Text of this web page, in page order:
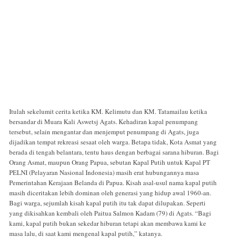
Itulah sekelumit cerita ketika KM. Kelimutu dan KM. Tatamailau ketika
bersandar di Muara Kali Aswetsj Agats. Kehadiran kapal penumpang
tersebut, selain mengantar dan menjemput penumpang di Agats, juga
dijadikan tempat rekreasi sesaat oleh warga. Betapa tidak, Kota Asmat yang
berada di tengah belantara, tentu haus dengan berbagai sarana hiburan. Bagi
Orang Asmat, maupun Orang Papua, sebutan Kapal Putih untuk Kapal PT
PELNI (Pelayaran Nasional Indonesia) masih erat hubungannya masa
Pemerintahan Kerajaan Belanda di Papua. Kisah asal-usul nama kapal putih
masih diceritakan lebih dominan oleh generasi yang hidup awal 1960-an.
Bagi warga, sejumlah kisah kapal putih itu tak dapat dilupakan. Seperti
yang dikisahkan kembali oleh Paitua Salmon Kadam (79) di Agats. “Bagi
kami, kapal putih bukan sekedar hiburan tetapi akan membawa kami ke
masa lalu, di saat kami mengenal kapal putih,” katanya.